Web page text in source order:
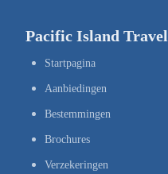
Pacific Island Travel
Startpagina
Aanbiedingen
Bestemmingen
Brochures
Verzekeringen